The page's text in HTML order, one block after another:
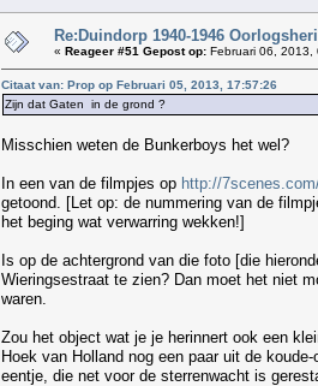
Re:Duindorp 1940-1946
« Reageer #51 Gepost op: Februari 06, 2013,
Citaat van: Prop op Februari 05, 2013, 17:57:26
Zijn dat Gaten in de grond ?
Misschien weten de Bunkerboys het wel?
In een van de filmpjes op http://
getoond. [Let op: de nummering van de
het beging wat verwarring wekken!]
Is op de achtergrond van die foto [die
Wieringsestraat te zien? Dan moet het niet
waren.
Zou het object wat je je herinnert ook een
Hoek van Holland nog een paar uit de
eentje, die net voor de sterrenwacht is